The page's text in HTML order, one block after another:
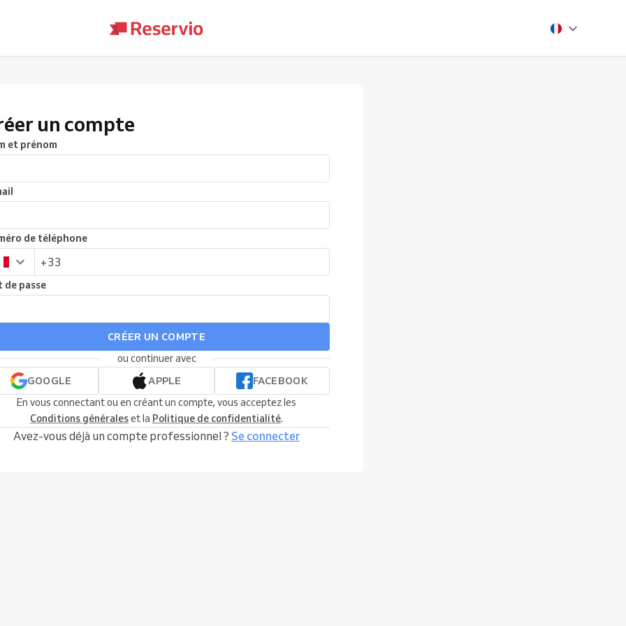
un compte
et prénom
de téléphone
de passe
CRÉER UN COMPTE
ou continuer avec
GOOGLE
APPLE
FACEBOOK
En vous connectant ou en créant un compte, vous acceptez les
Conditions généraleset la Politique de confidentialité.
Avez-vous déjà un compte professionnel ? Se connecter